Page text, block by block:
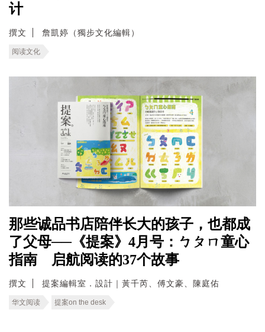
计
撰文 詹凱婷（獨步文化編輯）
阅读文化
那些诚品书店陪伴长大的孩子，也都成
了父母──《提案》4月号：ㄅㄆㄇ童心
指南 启航阅读的37个故事
撰文 提案編輯室．設計｜黃千芮、傅文豪、陳庭佑
华文阅读 提案on the desk